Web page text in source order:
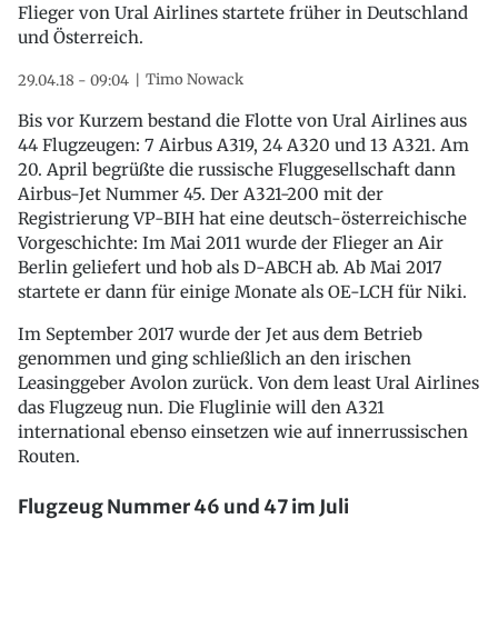
Flieger von Ural Airlines startete früher in Deutschland
und Österreich.
29.04.18 - 09:04 Timo Nowack
Bis vor Kurzem bestand die Flotte von Ural Airlines aus
44 Flugzeugen: 7 Airbus A319, 24 A320 und 13 A321. Am
20. April begrüßte die russische Fluggesellschaft dann
Airbus-Jet Nummer 45. Der A321-200 mit der
Registrierung VP-BIH hat eine deutsch-österreichische
Vorgeschichte: Im Mai 2011 wurde der Flieger an Air
Berlin geliefert und hob als D-ABCH ab. Ab Mai 2017
startete er dann für einige Monate als OE-LCH für Niki.
Im September 2017 wurde der Jet aus dem Betrieb
genommen und ging schließlich an den irischen
Leasinggeber Avolon zurück. Von dem least Ural Airlines
das Flugzeug nun. Die Fluglinie will den A321
international ebenso einsetzen wie auf innerrussischen
Routen.
Flugzeug Nummer 46 und 47 im Juli